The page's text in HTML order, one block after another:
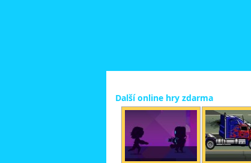
Další online hry zdarma